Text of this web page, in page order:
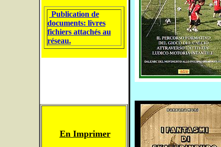
Publication de
documents: livres
fichiers attachés au
réseau.
En Imprimer